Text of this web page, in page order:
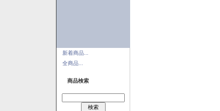
新着商品...
全商品...
商品検索